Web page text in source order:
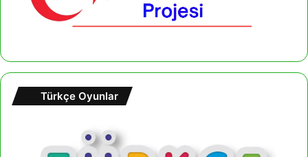
Türkçe Oyunlar